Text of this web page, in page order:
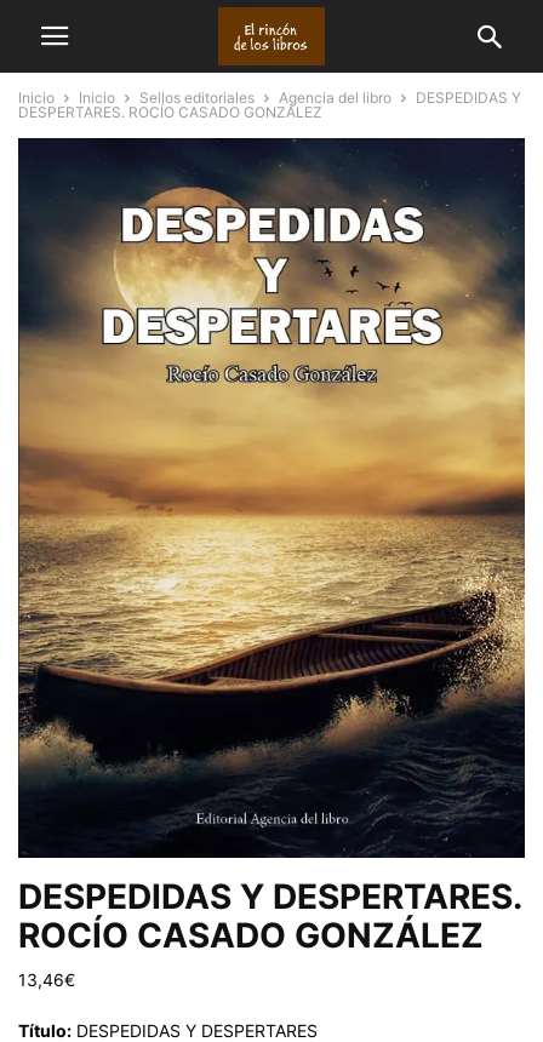
Inicio Inicio Sellos editoriales Agencia del libro
DESPEDIDAS Y
DESPERTARES. ROCÍO CASADO GONZÁLEZ
DESPEDIDAS Y DESPERTARES.
ROCÍO CASADO GONZÁLEZ
13,46€
Título: DESPEDIDAS Y DESPERTARES